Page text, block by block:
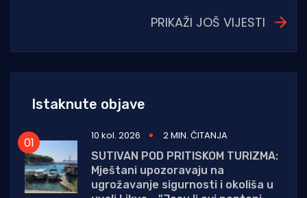
PRIKAŽI JOŠ VIJESTI
Istaknute objave
10 kol. 2026
2 MIN. ČITANJA
SUTIVAN POD PRITISKOM TURIZMA:
Mještani upozoravaju na
ugrožavanje sigurnosti i okoliša u